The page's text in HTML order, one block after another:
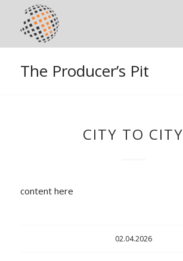
The Producer’s Pit
CITY TO CITY
content here
02.04.2026